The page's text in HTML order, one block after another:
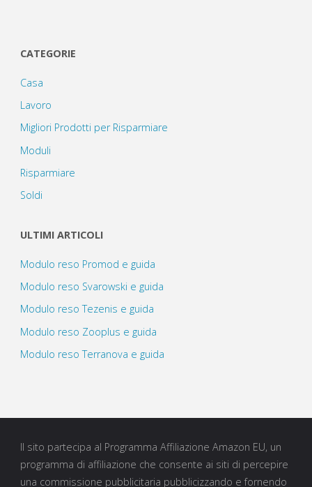
CATEGORIE
Casa
Lavoro
Migliori Prodotti per Risparmiare
Moduli
Risparmiare
Soldi
ULTIMI ARTICOLI
Modulo reso Promod e guida
Modulo reso Svarowski e guida
Modulo reso Tezenis e guida
Modulo reso Zooplus e guida
Modulo reso Terranova e guida
Il sito partecipa al Programma Affiliazione Amazon EU, un
programma di affiliazione che consente ai siti di percepire
una commissione pubblicitaria pubblicizzando e fornendo